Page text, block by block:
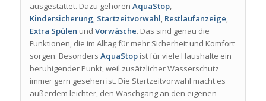
ausgestattet. Dazu gehören AquaStop,
Kindersicherung, Startzeitvorwahl, Restlaufanzeige,
Extra Spülen und Vorwäsche. Das sind genau die
Funktionen, die im Alltag für mehr Sicherheit und Komfort
sorgen. Besonders AquaStopist für viele Haushalte ein
beruhigender Punkt, weil zusätzlicher Wasserschutz
immer gern gesehen ist. Die Startzeitvorwahl macht es
außerdem leichter, den Waschgang an den eigenen